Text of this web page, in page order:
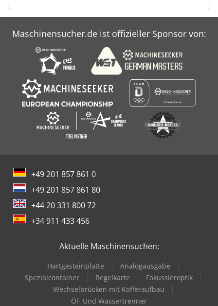
Maschinensucher.de ist offizieller Sponsor von:
+49 201 857 861 0
+49 201 857 861 80
+44 20 331 800 72
+34 911 433 456
Aktuelle Maschinensuchen:
Hartgesteinplatte
Analogausgabe
Spezialcontainer
Regelkarte
Fokussieroptik
Wechselbrücken mit Kofferaufbau
Öl- Und Wassertrenner